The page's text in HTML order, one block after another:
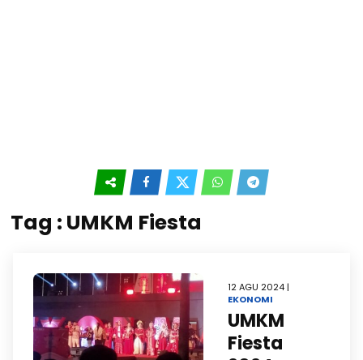
Tag : UMKM Fiesta
12 AGU 2024 |
EKONOMI
UMKM
Fiesta